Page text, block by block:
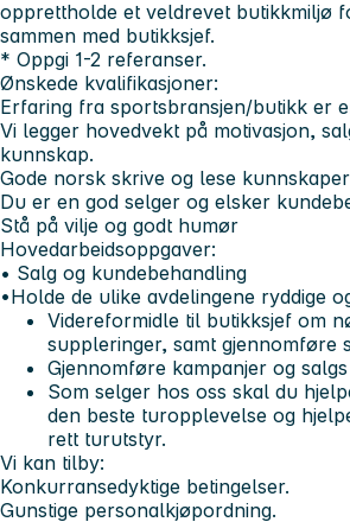
opprettholde et veldrevet butikkmiljø
sammen med butikksjef.
* Oppgi 1-2 referanser.
Ønskede kvalifikasjoner:
Erfaring fra sportsbransjen/butikk er
Vi legger hovedvekt på motivasjon,
kunnskap.
Gode norsk skrive og lese kunnskaper
Du er en god selger og elsker
Stå på vilje og godt humør
Hovedarbeidsoppgaver:
• Salg og kundebehandling
•Holde de ulike avdelingene ryddige
Videreformidle til butikksjef om
suppleringer, samt gjennomføre
Gjennomføre kampanjer og
Som selger hos oss skal du
den beste turopplevelse og
rett turutstyr.
Vi kan tilby:
Konkurransedyktige betingelser.
Gunstige personalkjøpordning.